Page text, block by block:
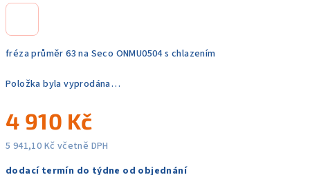
fréza průměr 63 na Seco ONMU0504 s chlazením
Položka byla vyprodána…
4 910 Kč
5 941,10 Kč včetně DPH
dodací termín do týdne od objednání